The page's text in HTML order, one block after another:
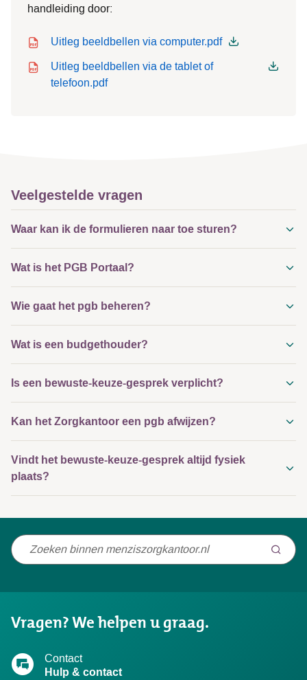
handleiding door:
Icon file type-pdfUitleg beeldbellen via computer.pdf
Icon file type-pdfUitleg beeldbellen via de tablet of
telefoon.pdf
Veelgestelde vragen
Waar kan ik de formulieren naar toe sturen?
Wat is het PGB Portaal?
Wie gaat het pgb beheren?
Wat is een budgethouder?
Is een bewuste-keuze-gesprek verplicht?
Kan het Zorgkantoor een pgb afwijzen?
Vindt het bewuste-keuze-gesprek altijd fysiek
plaats?
Niet
wat
zocht?
Vragen? We helpen u graag.
Contact
Hulp & contact